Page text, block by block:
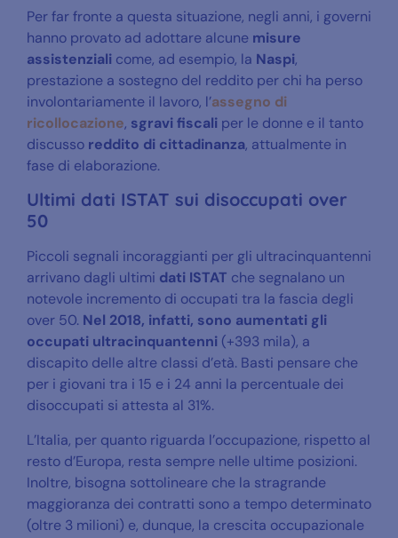
Per far fronte a questa situazione, negli anni, i governi
hanno provato ad adottare alcune misure
assistenziali come, ad esempio, la Naspi,
prestazione a sostegno del reddito per chi ha perso
involontariamente il lavoro, l’assegno di
ricollocazione, sgravi fiscali per le donne e il tanto
discusso reddito di cittadinanza, attualmente in
fase di elaborazione.
Ultimi dati ISTAT sui disoccupati over
50
Piccoli segnali incoraggianti per gli ultracinquantenni
arrivano dagli ultimi dati ISTAT che segnalano un
notevole incremento di occupati tra la fascia degli
over 50. Nel 2018, infatti, sono aumentati gli
occupati ultracinquantenni (+393 mila), a
discapito delle altre classi d’età. Basti pensare che
per i giovani tra i 15 e i 24 anni la percentuale dei
disoccupati si attesta al 31%.
L’Italia, per quanto riguarda l’occupazione, rispetto al
resto d’Europa, resta sempre nelle ultime posizioni.
Inoltre, bisogna sottolineare che la stragrande
maggioranza dei contratti sono a tempo determinato
(oltre 3 milioni) e, dunque, la crescita occupazionale